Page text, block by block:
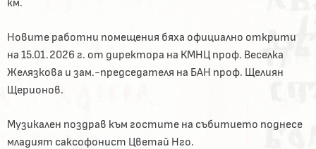
км.
Новите работни помещения бяха официално открити
на 15.01.2026 г. от директора на КМНЦ проф. Веселка
Желязкова и зам.-председателя на БАН проф. Щелиян
Щерионов.
Музикален поздрав към гостите на събитието поднесе
младият саксофонист Цветай Нго.